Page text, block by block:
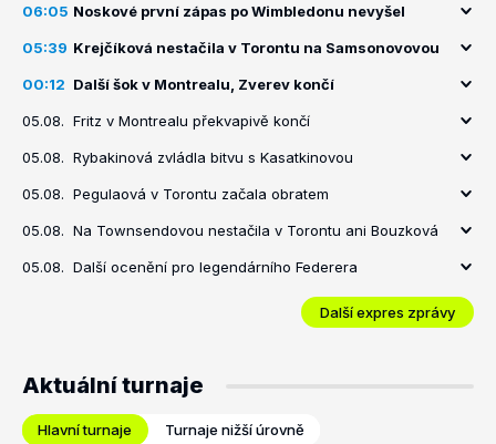
06:05 Noskové první zápas po Wimbledonu nevyšel
05:39 Krejčíková nestačila v Torontu na Samsonovovou
00:12 Další šok v Montrealu, Zverev končí
05.08. Fritz v Montrealu překvapivě končí
05.08. Rybakinová zvládla bitvu s Kasatkinovou
05.08. Pegulaová v Torontu začala obratem
05.08. Na Townsendovou nestačila v Torontu ani Bouzková
05.08. Další ocenění pro legendárního Federera
Další expres zprávy
Aktuální turnaje
Hlavní turnaje Turnaje nižší úrovně